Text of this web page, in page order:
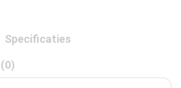
Specificaties